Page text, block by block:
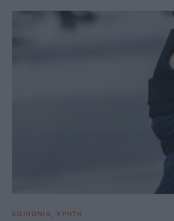
ΚΟΙΝΩΝΙΑ ΚΡΗΤΗ